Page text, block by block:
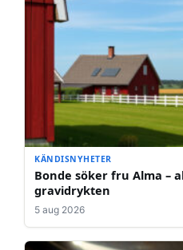
KÄNDISNYHETER
Bonde söker fru Alma –
gravidrykten
5 aug 2026